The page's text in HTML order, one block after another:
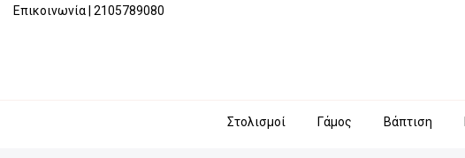
Επικοινωνία 2105789080
Στολισμοί Γάμος Βάπτιση